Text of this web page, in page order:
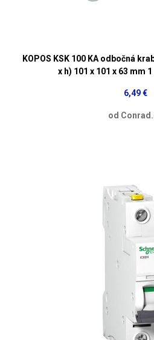
KOPOS KSK 100 KA odbočná
x h) 101 x 101 x 63 mm
6,49 €
od